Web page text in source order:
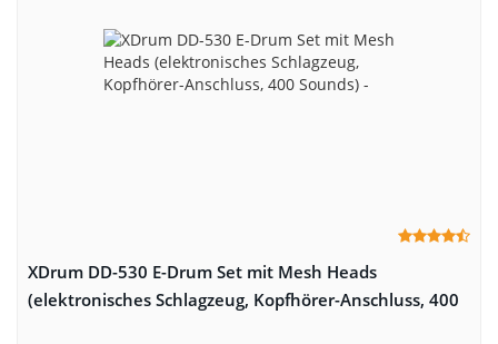
XDrum DD-530 E-Drum Set mit Mesh Heads
(elektronisches Schlagzeug, Kopfhörer-Anschluss, 400